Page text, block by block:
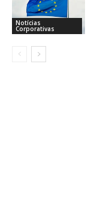
Notícias
Corporativas